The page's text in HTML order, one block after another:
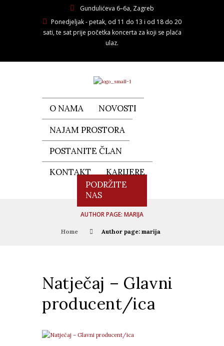
Gundulićeva 6–6a, Zagreb
Ponedjeljak - petak, od 11 do 13 i od 18 do 20
sati, te sat prije početka koncerta za koji se plaća
ulaz.
O NAMA
NOVOSTI
NAJAM PROSTORA
POSTANITE ČLAN
KONTAKT
KARIJERE
PODRŽITE
NAS
AUTHOR PAGE: MARIJA
Home Author page: marija
Natječaj – Glavni
producent/ica